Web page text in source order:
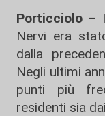
Porticciolo –
Nervi era
dalla
Negli ultimi
punti più
residenti sia